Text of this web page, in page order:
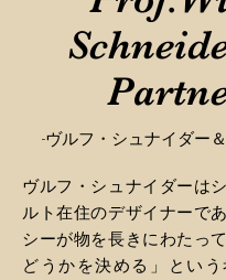
-ヴルフ・シュナイダー
ヴルフ・シュナイダーは
ルト在住のデザイナーで
シーが物を長きにわたっ
どうかを決める」とい